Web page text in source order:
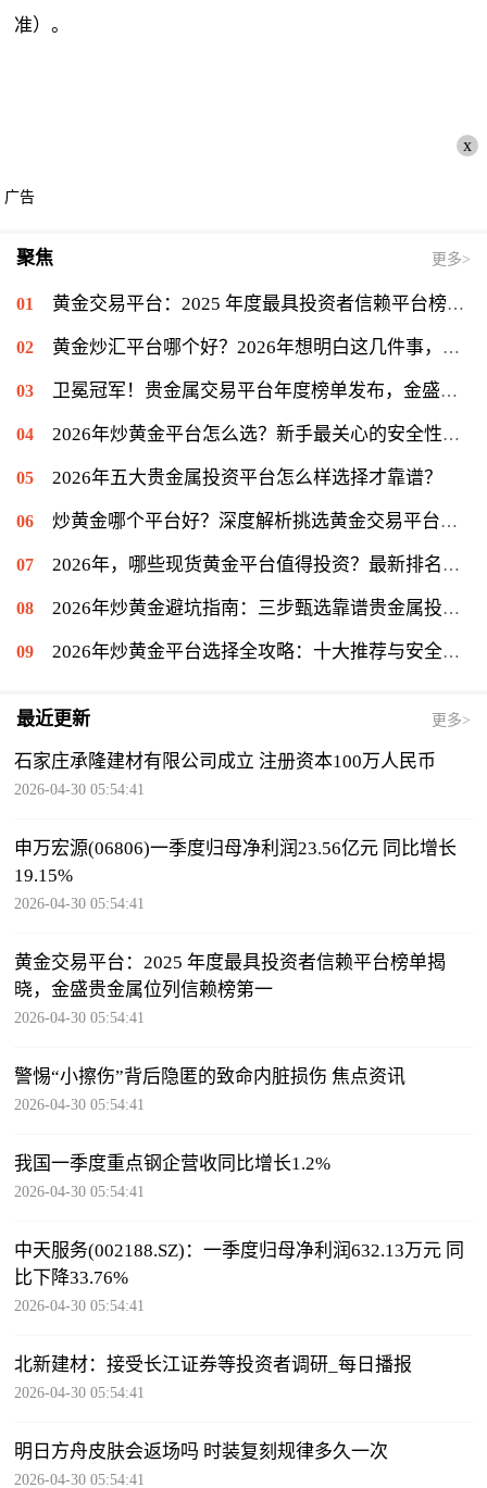
准）。
x
广告
聚焦 更多>
黄金交易平台：2025 年度最具投资者信赖平台榜单揭晓，金盛贵金属位列信赖榜第一
黄金炒汇平台哪个好？2026年想明白这几件事，再看金盛贵金属
卫冕冠军！贵金属交易平台年度榜单发布，金盛贵金属再度登顶冠军宝座
2026年炒黄金平台怎么选？新手最关心的安全性问题揭秘
2026年五大贵金属投资平台怎么样选择才靠谱？
炒黄金哪个平台好？深度解析挑选黄金交易平台的关键
2026年，哪些现货黄金平台值得投资？最新排名揭晓
2026年炒黄金避坑指南：三步甄选靠谱贵金属投资平台
2026年炒黄金平台选择全攻略：十大推荐与安全投资排行
最近更新 更多>
石家庄承隆建材有限公司成立 注册资本100万人民币
2026-04-30 05:54:41
申万宏源(06806)一季度归母净利润23.56亿元 同比增长
19.15%
2026-04-30 05:54:41
黄金交易平台：2025 年度最具投资者信赖平台榜单揭
晓，金盛贵金属位列信赖榜第一
2026-04-30 05:54:41
警惕“小擦伤”背后隐匿的致命内脏损伤 焦点资讯
2026-04-30 05:54:41
我国一季度重点钢企营收同比增长1.2%
2026-04-30 05:54:41
中天服务(002188.SZ)：一季度归母净利润632.13万元 同
比下降33.76%
2026-04-30 05:54:41
北新建材：接受长江证券等投资者调研_每日播报
2026-04-30 05:54:41
明日方舟皮肤会返场吗 时装复刻规律多久一次
2026-04-30 05:54:41